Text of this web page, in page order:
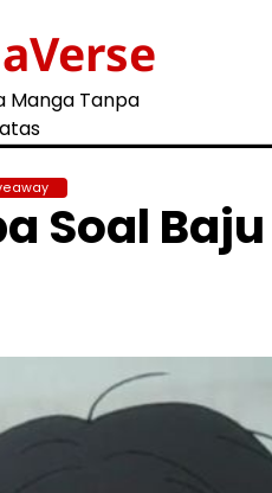
Manga Tanpa
Soal